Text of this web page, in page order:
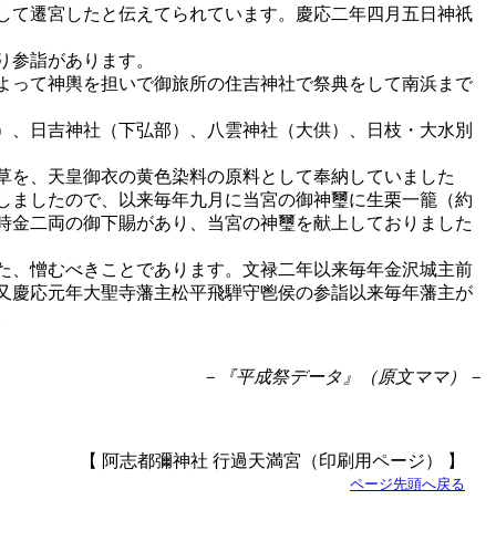
遷宮したと伝えてられています。慶応二年四月五日神祇
詣があります。
て神輿を担いで御旅所の住吉神社で祭典をして南浜まで
日吉神社（下弘部）、八雲神社（大供）、日枝・大水別
、天皇御衣の黄色染料の原料として奉納していました
したので、以来毎年九月に当宮の御神璽に生栗一籠（約
二両の御下賜があり、当宮の神璽を献上しておりました
憎むべきことであります。文禄二年以来毎年金沢城主前
応元年大聖寺藩主松平飛騨守鬯侯の参詣以来毎年藩主が
－『平成祭データ』（原文ママ）－
【 阿志都彌神社 行過天満宮（印刷用ページ） 】
ページ先頭へ戻る